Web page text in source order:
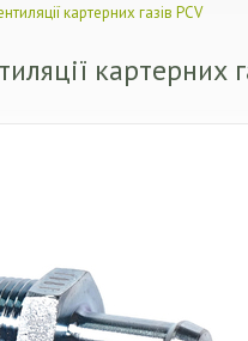
картерних газів PCV
картерних